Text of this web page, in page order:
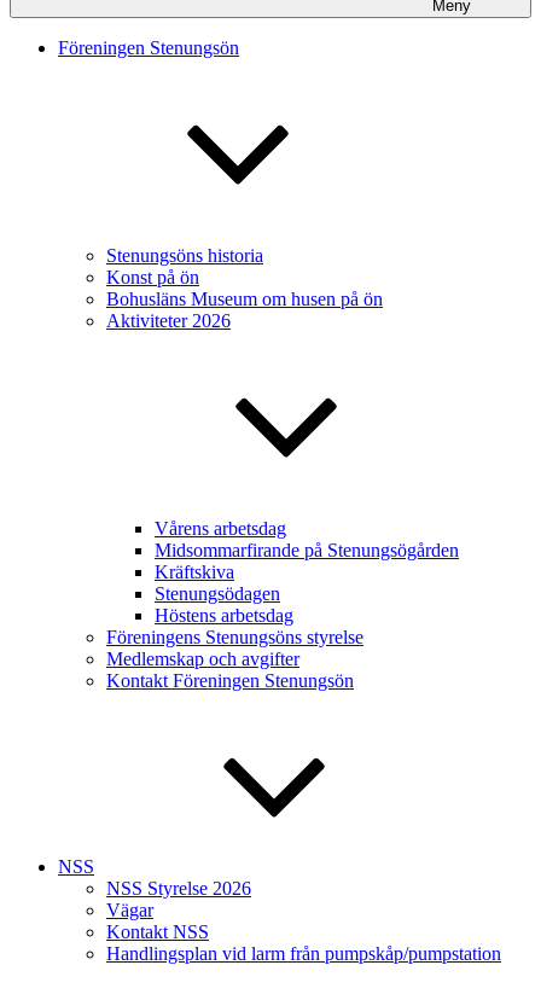
Meny
Föreningen Stenungsön
Stenungsöns historia
Konst på ön
Bohusläns Museum om husen på ön
Aktiviteter 2026
Vårens arbetsdag
Midsommarfirande på Stenungsögården
Kräftskiva
Stenungsödagen
Höstens arbetsdag
Föreningens Stenungsöns styrelse
Medlemskap och avgifter
Kontakt Föreningen Stenungsön
NSS
NSS Styrelse 2026
Vägar
Kontakt NSS
Handlingsplan vid larm från pumpskåp/pumpstation